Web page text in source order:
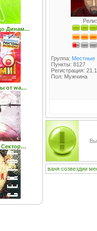
Динам…
от wa…
Сектор…
Группа: Местные
Пункты: 8127
Регистрация:
Пол: Мужчина
Вы
ваня созвездии